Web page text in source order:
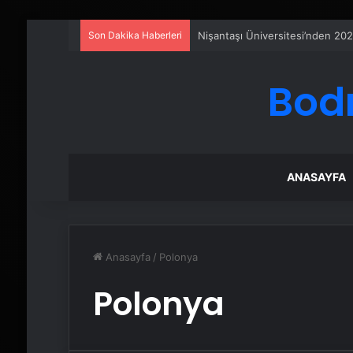
Son Dakika Haberleri Nişantaşı Üniversitesi’nden
ANASAYFA
Anasayfa / Polonya
Polonya